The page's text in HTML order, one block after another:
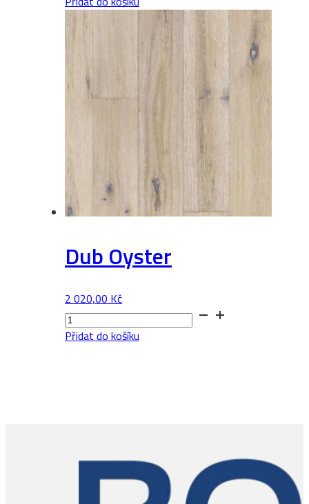
množství
Dub Oyster
2 020,00 Kč
Dub
Oyster
Přidat do košíku